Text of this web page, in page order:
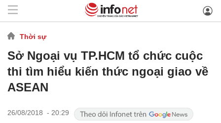
Thời sự
Sở Ngoại vụ TP.HCM tổ chức cuộc
thi tìm hiểu kiến thức ngoại giao về
ASEAN
26/08/2018 - 20:29